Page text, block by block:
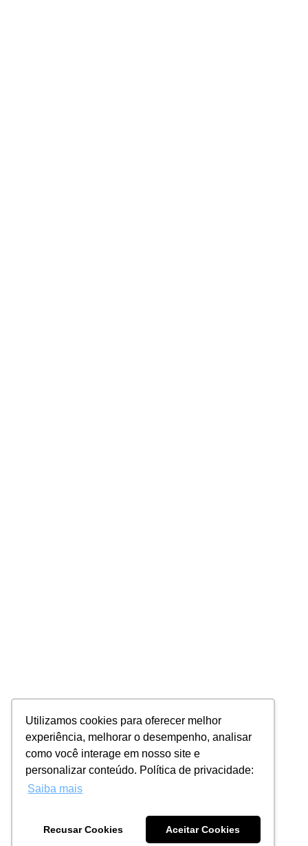
Utilizamos cookies para oferecer melhor
experiência, melhorar o desempenho, analisar
como você interage em nosso site e
personalizar conteúdo. Política de privacidade:
Saiba mais
Recusar Cookies Aceitar Cookies